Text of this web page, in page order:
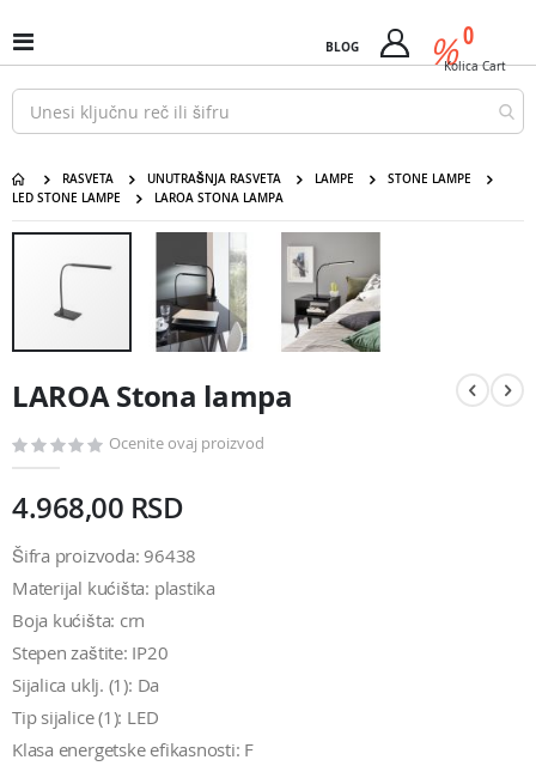
na
sadržaj
Uključi
/
isključi
Nav
BLOG %
Cart 0
Kolica Cart
RASVETA UNUTRAŠNJA RASVETA LAMPE
STONE LAMPE
LED STONE LAMPE
LAROA STONA LAMPA
LAROA Stona lampa
početak
galerije
LAROA Stona lampa
Ocenite ovaj proizvod
4.968,00 RSD
Šifra proizvoda: 96438
Materijal kućišta: plastika
Boja kućišta: crn
Stepen zaštite: IP20
Sijalica uklj. (1): Da
Tip sijalice (1): LED
Klasa energetske efikasnosti: F